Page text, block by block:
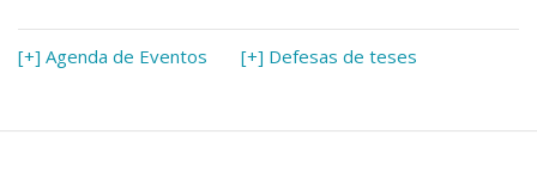
[+] Agenda de Eventos [+] Defesas de teses